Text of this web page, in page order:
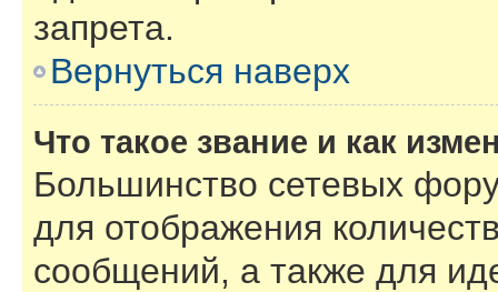
запрета.
Вернуться наверх
Что такое звание и как
Большинство сетевых
для отображения
сообщений, а также для